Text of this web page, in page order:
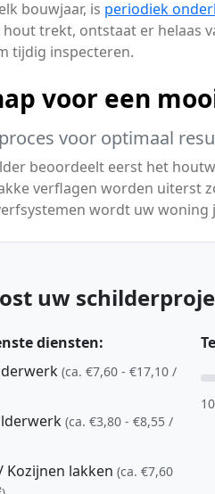
bouwjaar, is periodiek
trekt, ontstaat er helaas
tijdig inspecteren.
voor een
voor optimaal
beoordeelt eerst het
verflagen worden uiterst
wordt uw
uw
diensten:
(ca. €7,60 - €17,10 /
(ca. €3,80 - €8,55 /
Kozijnen lakken (ca. €7,60